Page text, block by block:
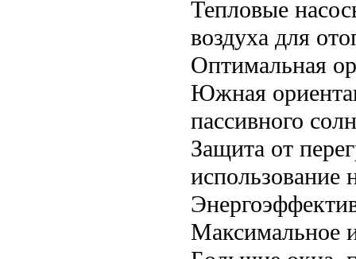
Тепловые
воздуха для
Оптимальная
Южная
пассивного
Защита от
использование
Максимальное